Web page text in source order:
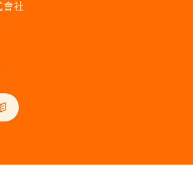
會社